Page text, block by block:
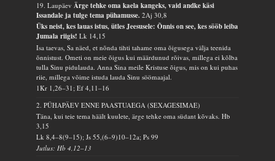
19. LaupäevÄrge tehke oma kaela kangeks, vaid andke käsi
Issandale ja tulge tema pühamusse.2Aj 30,8
Üks neist, kes lauas istus, ütles Jeesusele: Õnnis on see, kes sööb leiba
Jumala riigis!Lk 14,15
Isa taevas, Sa näed, et nõnda tihti tahame oma õigusega välja teenida
õnnistust. Ometi on meie õigus kui määrdunud rõivas, millega ei kõlba
tulla Sinu pidulauda. Anna Sina meile Kristuse õigus, mis on kui puhas
riie, millega võime istuda lauda Sinu söömaajal.
1Kr 1,26–31; Ef 4,11–16
2. PÜHAPÄEV ENNE PAASTUAEGA (SEXAGESIMAE)
Täna, kui teie tema häält kuulete, ärge tehke oma südant kõvaks.Hb
3,15
Lk 8,4–8(9–15); Js 55,(6–9)10–12a; Ps 99
Jutlus: Hb 4,12–13